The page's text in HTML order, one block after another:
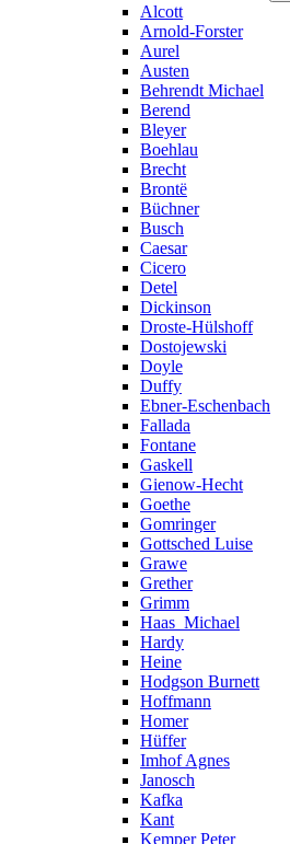
Alcott
Arnold-Forster
Aurel
Austen
Behrendt Michael
Berend
Bleyer
Boehlau
Brecht
Brontë
Büchner
Busch
Caesar
Cicero
Detel
Dickinson
Droste-Hülshoff
Dostojewski
Doyle
Duffy
Ebner-Eschenbach
Fallada
Fontane
Gaskell
Gienow-Hecht
Goethe
Gomringer
Gottsched Luise
Grawe
Grether
Grimm
Haas_Michael
Hardy
Heine
Hodgson Burnett
Hoffmann
Homer
Hüffer
Imhof Agnes
Janosch
Kafka
Kant
Kemper Peter